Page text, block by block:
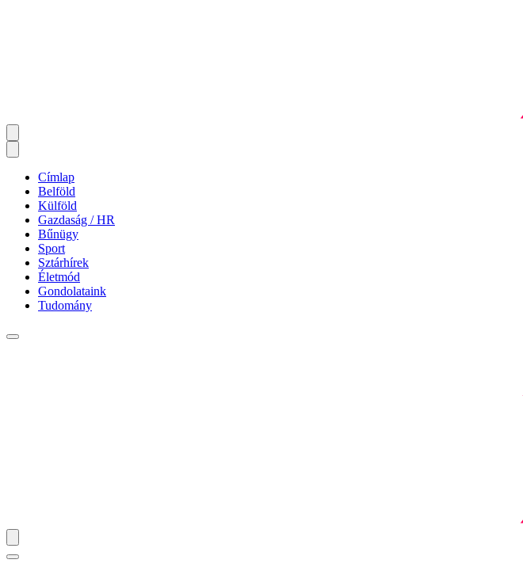
Címlap
Belföld
Külföld
Gazdaság / HR
Bűnügy
Sport
Sztárhírek
Életmód
Gondolataink
Tudomány